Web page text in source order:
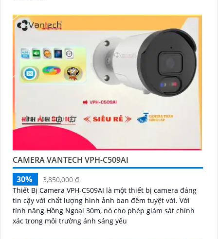
CAMERA VANTECH VPH-C509AI
30%
3,850,000 ₫
Thiết Bị Camera VPH-C509AI là một thiết bị camera đáng
tin cậy với chất lượng hình ảnh ban đêm tuyệt vời. Với
tính năng Hồng Ngoại 30m, nó cho phép giám sát chính
xác trong môi trường ánh sáng yếu